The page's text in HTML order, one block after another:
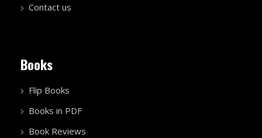
Contact us
Books
Flip Books
Books in PDF
Book Reviews